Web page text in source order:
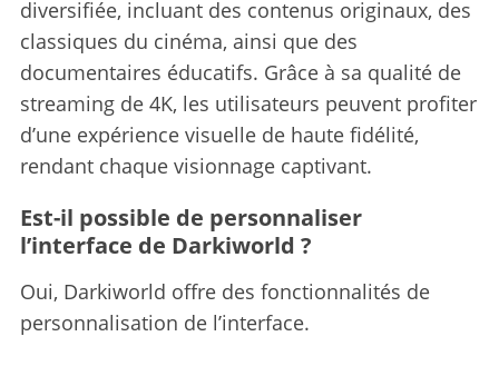
diversifiée, incluant des contenus originaux, des
classiques du cinéma, ainsi que des
documentaires éducatifs. Grâce à sa qualité de
streaming de 4K, les utilisateurs peuvent profiter
d’une expérience visuelle de haute fidélité,
rendant chaque visionnage captivant.
Est-il possible de personnaliser
l’interface de Darkiworld ?
Oui, Darkiworld offre des fonctionnalités de
personnalisation de l’interface.